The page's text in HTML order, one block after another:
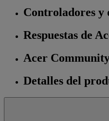
Controladores y
Respuestas de
Acer
Detalles del